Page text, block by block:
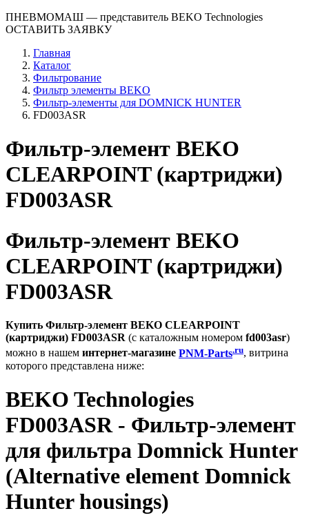
ПНЕВМОМАШ — представитель BEKO Technologies
ОСТАВИТЬ ЗАЯВКУ
Главная
Каталог
Фильтрование
Фильтр элементы BEKO
Фильтр-элементы для DOMNICK HUNTER
FD003ASR
Фильтр-элемент BEKO
CLEARPOINT (картриджи)
FD003ASR
Фильтр-элемент BEKO
CLEARPOINT (картриджи)
FD003ASR
Купить Фильтр-элемент BEKO CLEARPOINT
(картриджи) FD003ASR (с каталожным номером fd003asr)
можно в нашем интернет-магазине PNM-Parts.ru, витрина
которого представлена ниже:
BEKO Technologies
FD003ASR - Фильтр-элемент
для фильтра Domnick Hunter
(Alternative element Domnick
Hunter housings)